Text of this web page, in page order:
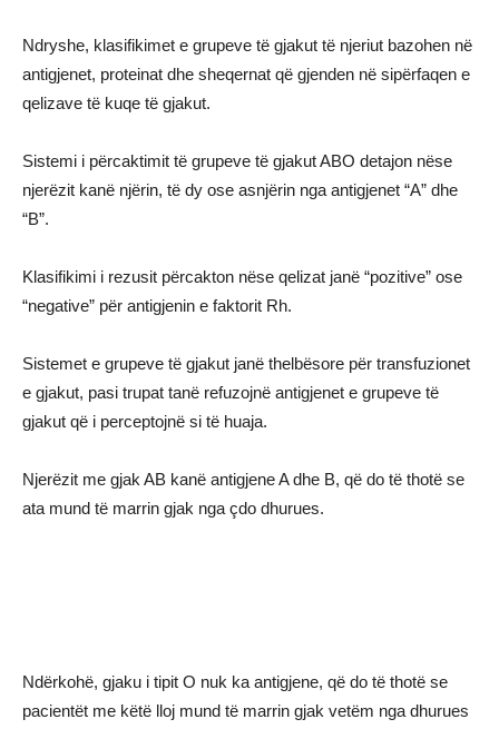
Ndryshe, klasifikimet e grupeve të gjakut të njeriut bazohen në
antigjenet, proteinat dhe sheqernat që gjenden në sipërfaqen e
qelizave të kuqe të gjakut.
Sistemi i përcaktimit të grupeve të gjakut ABO detajon nëse
njerëzit kanë njërin, të dy ose asnjërin nga antigjenet “A” dhe
“B”.
Klasifikimi i rezusit përcakton nëse qelizat janë “pozitive” ose
“negative” për antigjenin e faktorit Rh.
Sistemet e grupeve të gjakut janë thelbësore për transfuzionet
e gjakut, pasi trupat tanë refuzojnë antigjenet e grupeve të
gjakut që i perceptojnë si të huaja.
Njerëzit me gjak AB kanë antigjene A dhe B, që do të thotë se
ata mund të marrin gjak nga çdo dhurues.
Ndërkohë, gjaku i tipit O nuk ka antigjene, që do të thotë se
pacientët me këtë lloj mund të marrin gjak vetëm nga dhurues